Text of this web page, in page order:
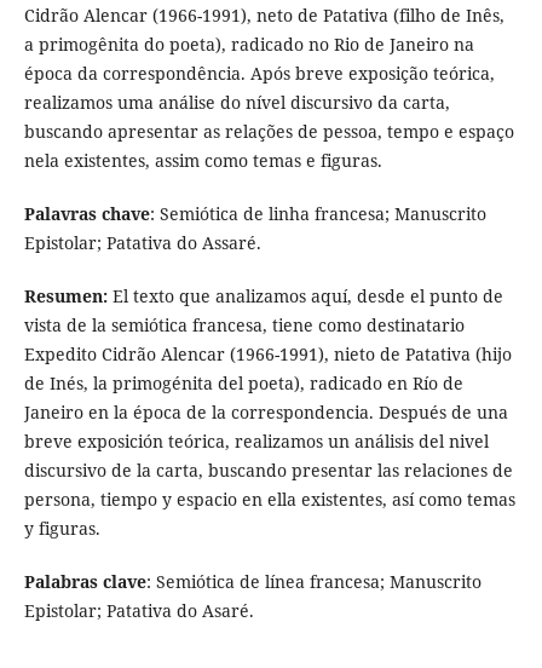
Cidrão Alencar (1966-1991), neto de Patativa (filho de Inês,
a primogênita do poeta), radicado no Rio de Janeiro na
época da correspondência. Após breve exposição teórica,
realizamos uma análise do nível discursivo da carta,
buscando apresentar as relações de pessoa, tempo e espaço
nela existentes, assim como temas e figuras.
Palavras chave: Semiótica de linha francesa; Manuscrito
Epistolar; Patativa do Assaré.
Resumen: El texto que analizamos aquí, desde el punto de
vista de la semiótica francesa, tiene como destinatario
Expedito Cidrão Alencar (1966-1991), nieto de Patativa (hijo
de Inés, la primogénita del poeta), radicado en Río de
Janeiro en la época de la correspondencia. Después de una
breve exposición teórica, realizamos un análisis del nivel
discursivo de la carta, buscando presentar las relaciones de
persona, tiempo y espacio en ella existentes, así como temas
y figuras.
Palabras clave: Semiótica de línea francesa; Manuscrito
Epistolar; Patativa do Asaré.